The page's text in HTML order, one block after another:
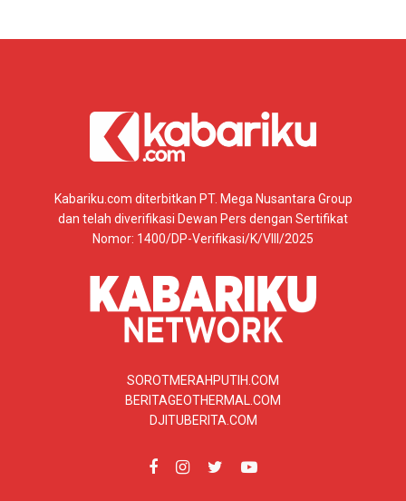
Kabariku.com diterbitkan PT. Mega Nusantara Group
dan telah diverifikasi Dewan Pers dengan Sertifikat
Nomor: 1400/DP-Verifikasi/K/VIII/2025
SOROTMERAHPUTIH.COM
BERITAGEOTHERMAL.COM
DJITUBERITA.COM